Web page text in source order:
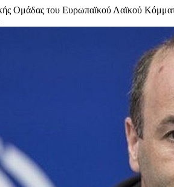
Ομάδας του Ευρωπαϊκού Λαϊκού